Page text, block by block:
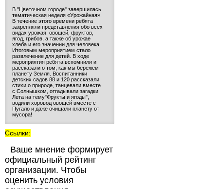
В "Цветочном городе" завершилась
тематическая неделя «Урожайная».
В течение этого времени ребята
закрепляли представления обо всех
видах урожая: овощей, фруктов,
ягод, грибов, а также об урожае
хлеба и его значении для человека.
Итоговым мероприятием стало
развлечение для детей. В ходе
мероприятия ребята вспомнили и
рассказали о том, как мы бережем
планету Земля. Воспитанники
детских садов 88 и 120 рассказали
стихи о природе, танцевали вместе
с Солнышком, отгадывали загадки
Лета на тему"Фрукты и ягоды",
водили хоровод овощей вместе с
Пугало и даже очищали планету от
мусора!
Ссылки:
Ваше мнение формирует
официальный рейтинг
организации. Чтобы
оценить условия